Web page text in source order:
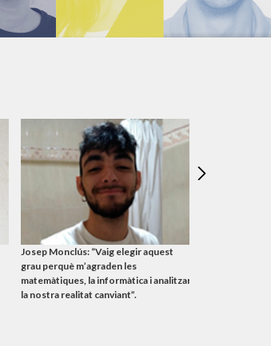
Josep Monclús: “Vaig elegir aquest
grau perquè m’agraden les
matemàtiques, la informàtica i analitzar
la nostra realitat canviant”.